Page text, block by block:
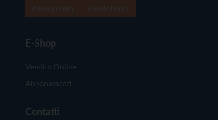
E-Shop
Vendita Online
Abbonamenti
Contatti